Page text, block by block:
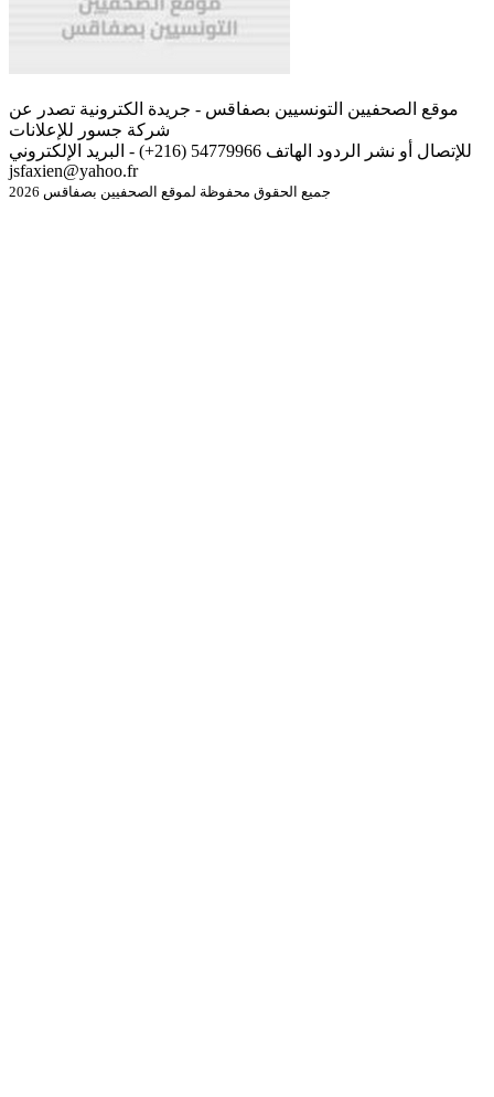
موقع الصحفيين التونسيين بصفاقس - جريدة الكترونية تصدر عن
شركة جسور للإعلانات
للإتصال أو نشر الردود الهاتف 54779966 (216+) - البريد الإلكتروني
jsfaxien@yahoo.fr
جميع الحقوق محفوظة لموقع الصحفيين بصفاقس 2026